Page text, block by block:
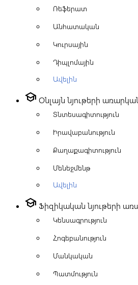
Ռեֆերատ
Անհատական
Կուրսային
Դիպլոմային
Ավելին
school Օնլայն նյութերի
Տնտեսագիտություն
Իրավաբանություն
Քաղաքագիտություն
Մենեջմենթ
Ավելին
school Ֆիզիկական նյութերի
Կենսագրություն
Հոգեբանություն
Մանկական
Պատմություն